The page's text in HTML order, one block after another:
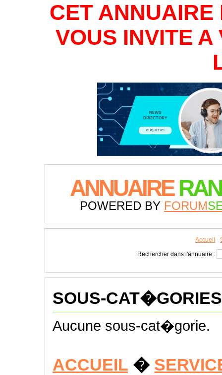
CET
VOUS INVITE A
ANNUAIRE
POWERED BY FORUM
Accueil -
Rechercher dans l'annuaire :
SOUS-CAT�GORIES
Aucune sous-cat�gorie.
ACCUEIL �